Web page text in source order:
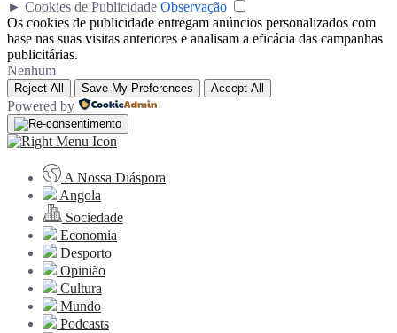
► Cookies de Publicidade Observação
Os cookies de publicidade entregam anúncios personalizados com
base nas suas visitas anteriores e analisam a eficácia das campanhas
publicitárias.
Nenhum
Reject All Save My Preferences Accept All
Powered by
A Nossa Diáspora
Angola
Sociedade
Economia
Desporto
Opinião
Cultura
Mundo
Podcasts